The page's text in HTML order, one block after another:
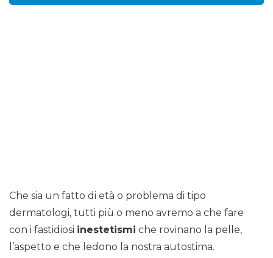
Che sia un fatto di età o problema di tipo
dermatologi, tutti più o meno avremo a che fare
con i fastidiosi inestetismi che rovinano la pelle,
l’aspetto e che ledono la nostra autostima.